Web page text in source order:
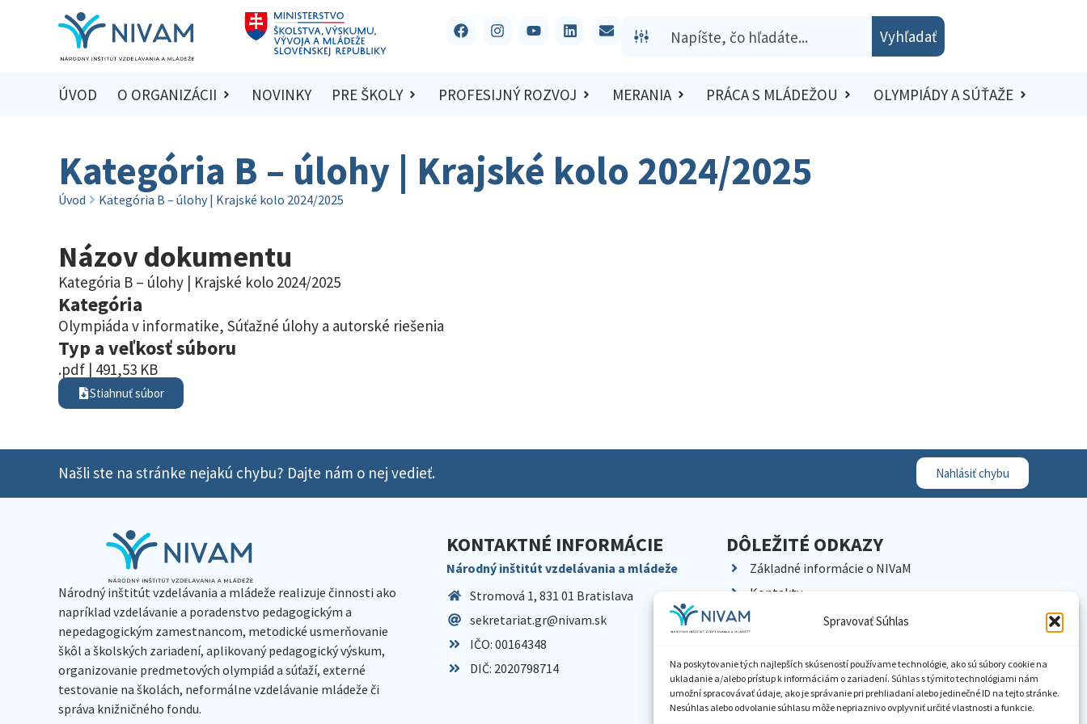
Spravovať Súhlas
Na poskytovanie tých najlepších skúseností používame technológie, ako sú súbory cookie na
ukladanie a/alebo prístup k informáciám o zariadení. Súhlas s týmito technológiami nám
umožní spracovávať údaje, ako je správanie pri prehliadaní alebo jedinečné ID na tejto stránke.
Nesúhlas alebo odvolanie súhlasu môže nepriaznivo ovplyvniť určité vlastnosti a funkcie.
Vyhľadať
ÚVOD O ORGANIZÁCII NOVINKY PRE ŠKOLY PROFESIJNÝ ROZVOJ MERANIA PRÁCA S MLÁDEŽOU OLYMPIÁDY A SÚŤAŽE
Kategória B – úlohy | Krajské kolo 2024/2025
Úvod Kategória B – úlohy | Krajské kolo 2024/2025
Názov dokumentu
Kategória B – úlohy | Krajské kolo 2024/2025
Kategória
Olympiáda v informatike, Súťažné úlohy a autorské riešenia
Typ a veľkosť súboru
.pdf | 491,53 KB
Stiahnuť súbor
Našli ste na stránke nejakú chybu? Dajte nám o nej vedieť. Nahlásiť chybu
Národný inštitút vzdelávania a mládeže realizuje činnosti ako
napríklad vzdelávanie a poradenstvo pedagogickým a
nepedagogickým zamestnancom, metodické usmerňovanie
škôl a školských zariadení, aplikovaný pedagogický výskum,
organizovanie predmetových olympiád a súťaží, externé
testovanie na školách, neformálne vzdelávanie mládeže či
správa knižničného fondu.
KONTAKTNÉ INFORMÁCIE
Národný inštitút vzdelávania a mládeže
Stromová 1, 831 01 Bratislava
sekretariat.gr@nivam.sk
IČO: 00164348
DIČ: 2020798714
DÔLEŽITÉ ODKAZY
Základné informácie o NIVaM
Kontakty
Kariéra
Pracoviská NIVaM
Dokumenty inštitúcie
Knižnica